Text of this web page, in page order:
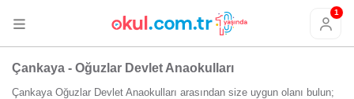
1
Çankaya - Oğuzlar Devlet Anaokulları
Çankaya Oğuzlar Devlet Anaokulları arasından size uygun olanı bulun;